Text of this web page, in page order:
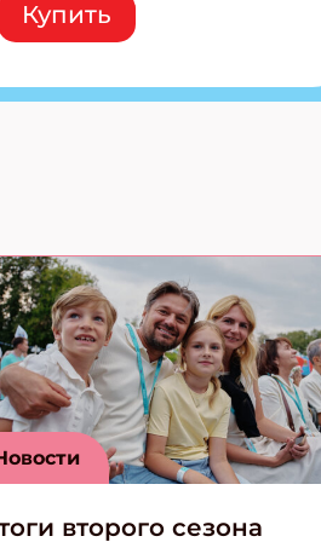
расшифровки Плетем
запутанные поделки
коды 3 комикса
Купить
второго сезона